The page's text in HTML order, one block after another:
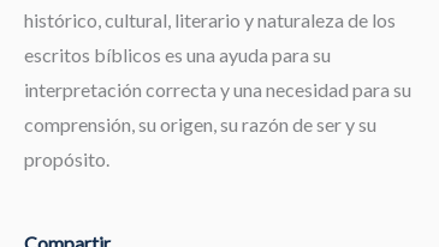
histórico, cultural, literario y naturaleza de los
escritos bíblicos es una ayuda para su
interpretación correcta y una necesidad para su
comprensión, su origen, su razón de ser y su
propósito.
Compartir